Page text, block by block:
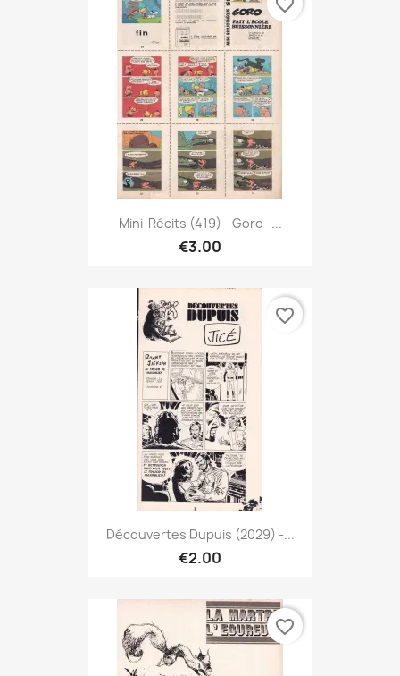
Mini-Récits (419) - Goro -...
€3.00
Découvertes Dupuis (2029) -...
€2.00
favorite_border
favorite_border